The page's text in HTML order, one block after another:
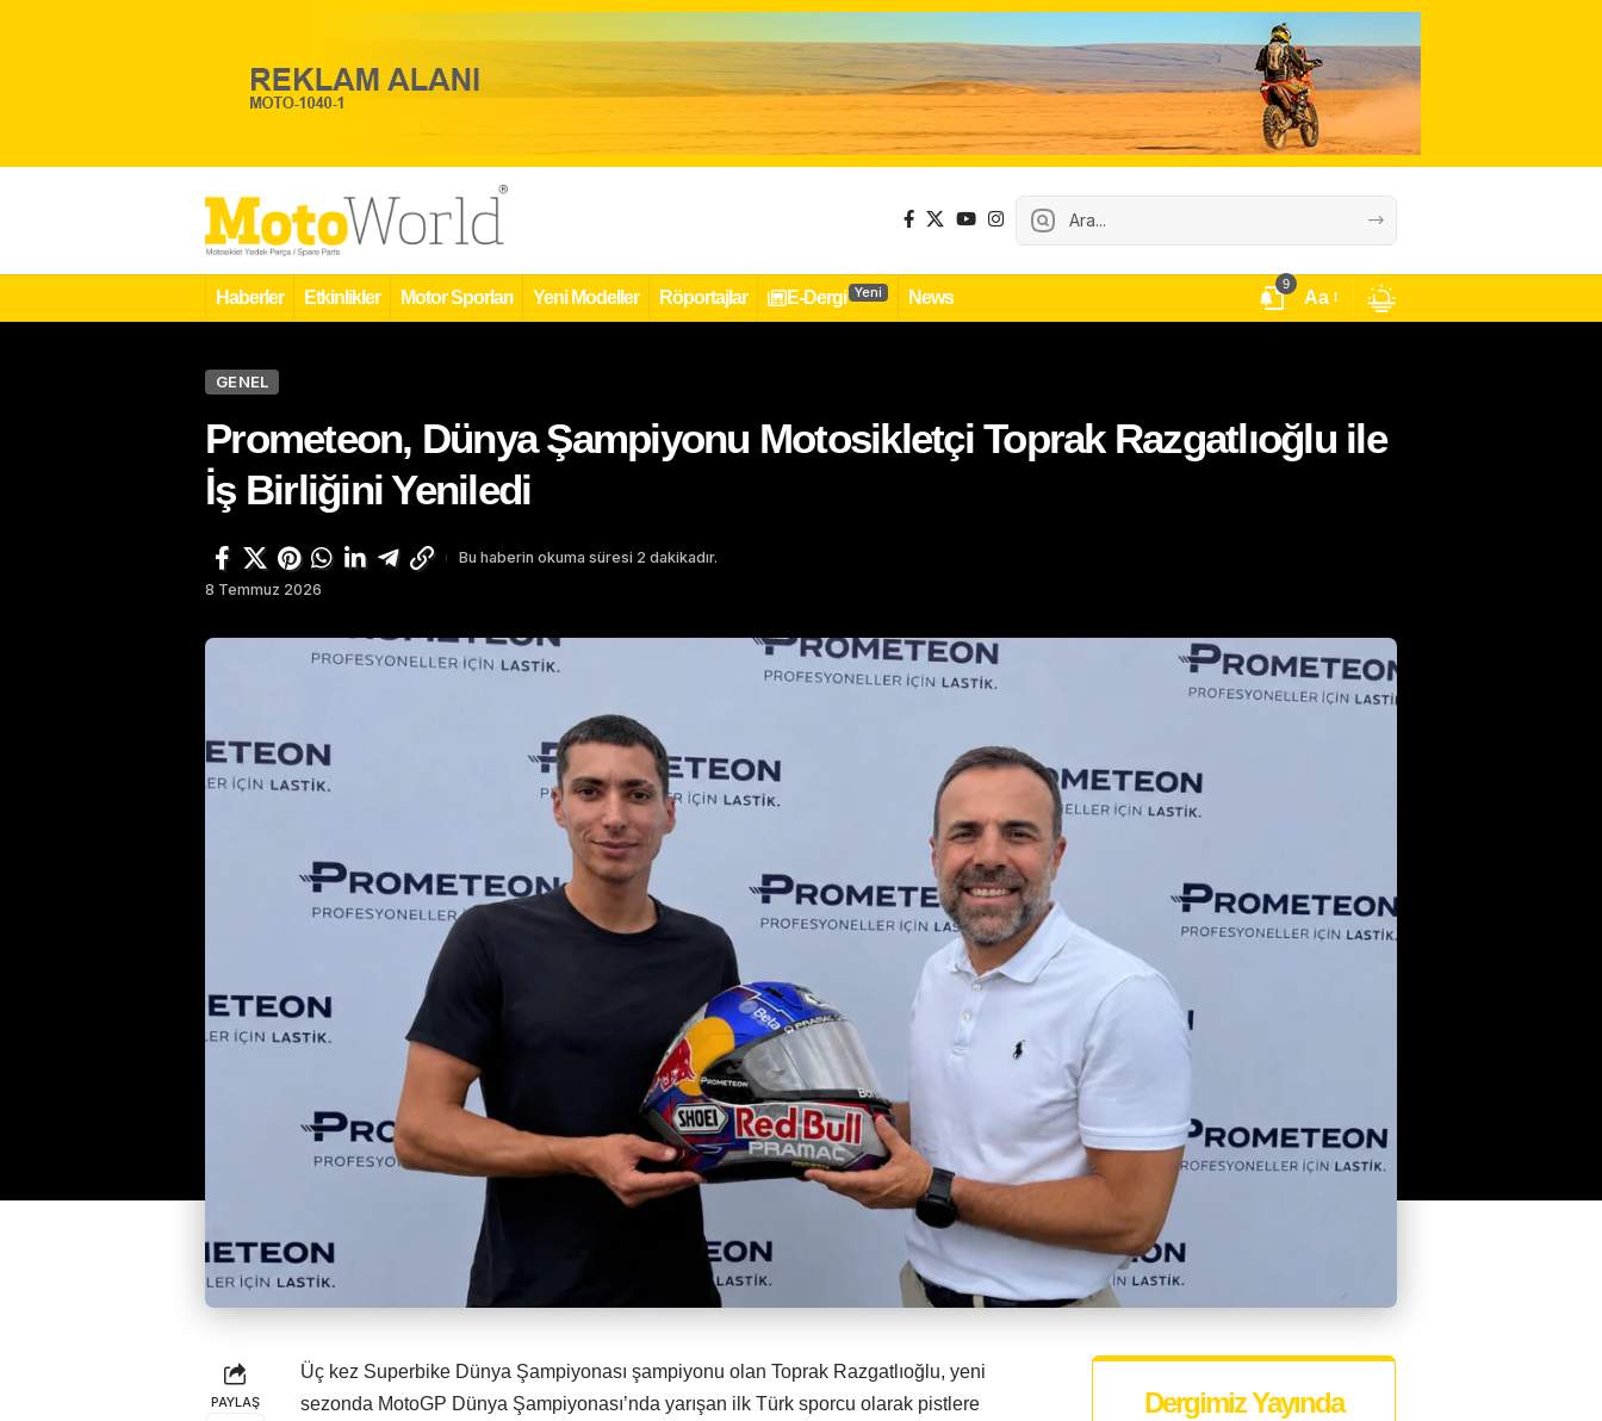
Haberler Etkinlikler Motor Sporları Yeni Modeller Röportajlar E-Dergi Yeni News
9
Aa
GENEL
Prometeon, Dünya Şampiyonu Motosikletçi Toprak Razgatlıoğlu ile
İş Birliğini Yeniledi
8 Temmuz 2026
Bu haberin okuma süresi 2 dakikadır.
PAYLAŞ
Üç kez Superbike Dünya Şampiyonası şampiyonu olan Toprak Razgatlıoğlu, yeni
sezonda MotoGP Dünya Şampiyonası’nda yarışan ilk Türk sporcu olarak pistlere
Dergimiz Yayında